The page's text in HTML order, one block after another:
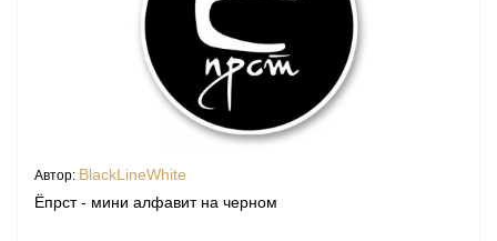
Автор: BlackLineWhite
Ёпрст - мини алфавит на черном